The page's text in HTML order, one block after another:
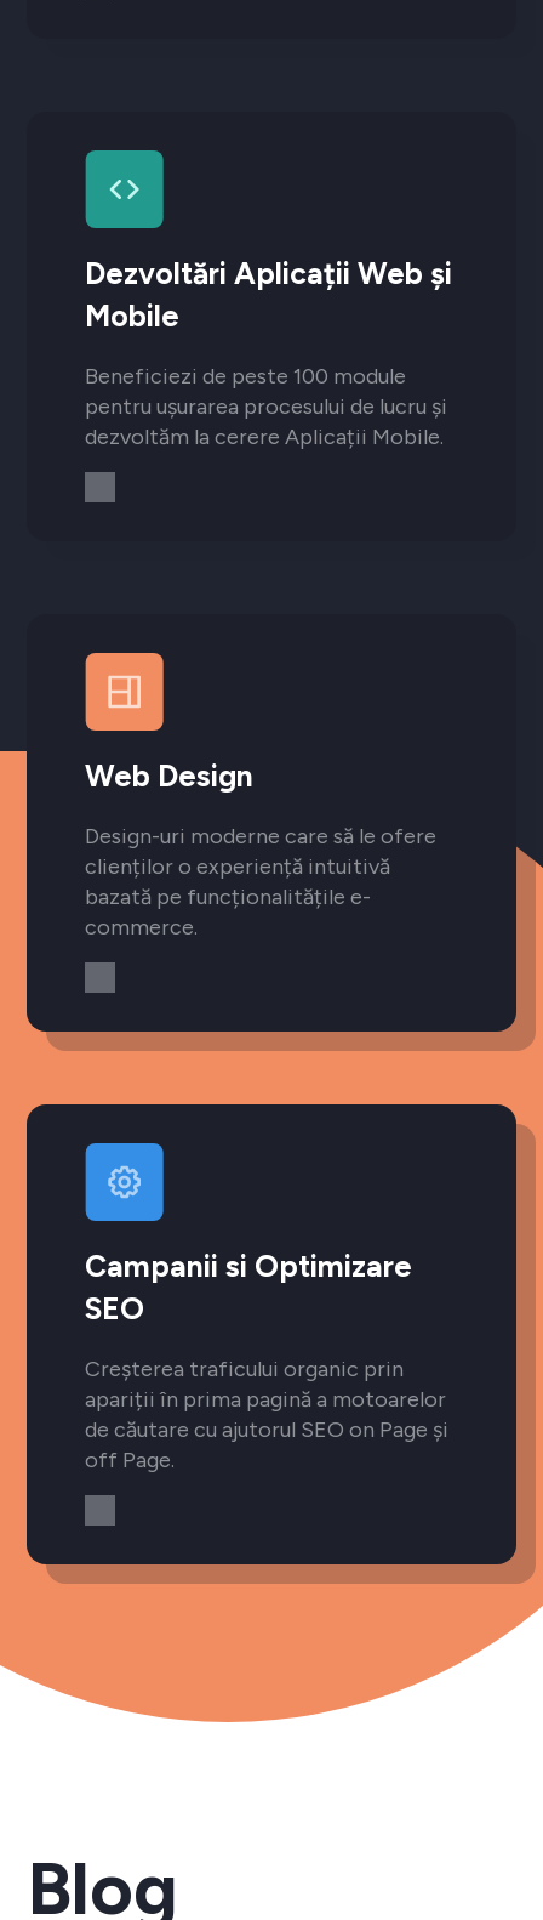
Dezvoltări Aplicații Web și
Mobile
Beneficiezi de peste 100 module
pentru ușurarea procesului de lucru și
dezvoltăm la cerere Aplicații Mobile.
Web Design
Design-uri moderne care să le ofere
clienților o experiență intuitivă
bazată pe funcționalitățile e-
commerce.
Campanii si Optimizare
SEO
Creșterea traficului organic prin
apariții în prima pagină a motoarelor
de căutare cu ajutorul SEO on Page și
off Page.
Blog